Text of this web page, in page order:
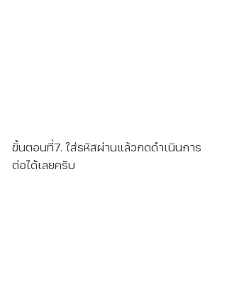
ขั้นตอนที่7. ใส่รหัสผ่านแล้วกดดำเนินการ
ต่อได้เลยครับ